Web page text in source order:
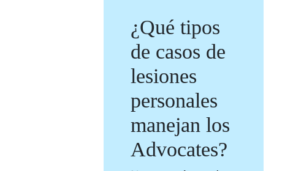
¿Qué tipos
de casos de
lesiones
personales
manejan los
Advocates?